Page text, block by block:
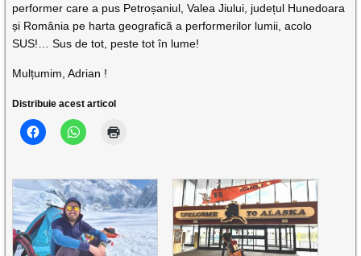
performer care a pus Petroșaniul, Valea Jiului, județul Hunedoara
și România pe harta geografică a performerilor lumii, acolo
SUS!… Sus de tot, peste tot în lume!
Mulțumim, Adrian !
Distribuie acest articol